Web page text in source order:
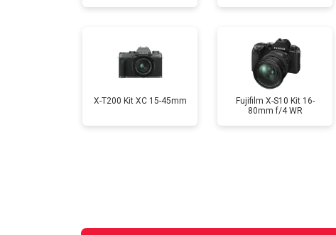
Чистка матрицы
X-T200 Kit XC 15-45mm
Fujifilm X-S10 Kit 16-
80mm f/4 WR